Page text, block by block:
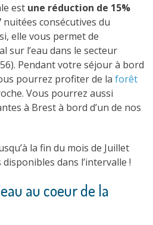
est une réduction de 15%
nuitées consécutives du
elle vous permet de
sur l’eau dans le secteur
Pendant votre séjour à bord
pourrez profiter de la forêt
Vous pourrez aussi
à Brest à bord d’un de nos
la fin du mois de Juillet
dans l’intervalle !
au coeur de la